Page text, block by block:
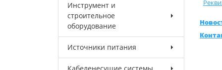
Инструмент и
строительное
оборудование
Источники питания